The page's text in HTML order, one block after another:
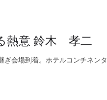
熱意 鈴木 孝二
会場到着。ホテルコンチネンタ